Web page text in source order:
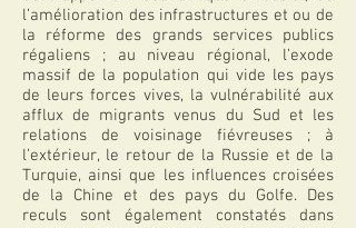
l’amélioration des infrastructures et ou de
la réforme des grands services publics
régaliens ; au niveau régional, l’exode
massif de la population qui vide les pays
de leurs forces vives, la vulnérabilité aux
afflux de migrants venus du Sud et les
relations de voisinage fiévreuses ; à
l’extérieur, le retour de la Russie et de la
Turquie, ainsi que les influences croisées
de la Chine et des pays du Golfe. Des
reculs sont également constatés dans